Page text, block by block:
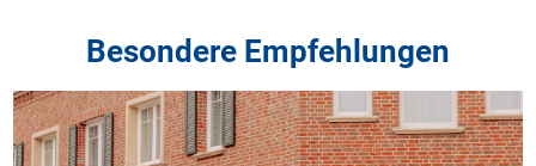
Besondere Empfehlungen